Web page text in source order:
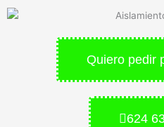
Quiero pedir
624